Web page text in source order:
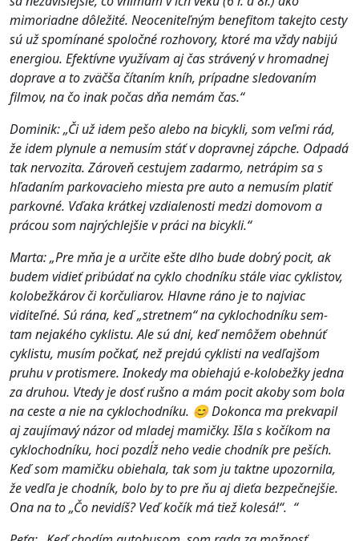
mimoriadne dôležité. Neoceniteľným benefitom takejto cesty
sú už spomínané spoločné rozhovory, ktoré ma vždy nabijú
energiou. Efektívne využívam aj čas strávený v hromadnej
doprave a to zväčša čítaním kníh, prípadne sledovaním
filmov, na čo inak počas dňa nemám čas.“
Dominik: „Či už idem pešo alebo na bicykli, som veľmi rád,
že idem plynule a nemusím stáť v dopravnej zápche. Odpadá
tak nervozita. Zároveň cestujem zadarmo, netrápim sa s
hľadaním parkovacieho miesta pre auto a nemusím platiť
parkovné. Vďaka krátkej vzdialenosti medzi domovom a
prácou som najrýchlejšie v práci na bicykli.“
Marta: „Pre mňa je a určite ešte dlho bude dobrý pocit, ak
budem vidieť pribúdať na cyklo chodníku stále viac cyklistov,
kolobežkárov či korčuliarov. Hlavne ráno je to najviac
viditeľné. Sú rána, keď „stretnem“ na cyklochodníku sem-
tam nejakého cyklistu. Ale sú dni, keď nemôžem obehnúť
cyklistu, musím počkať, než prejdú cyklisti na vedľajšom
pruhu v protismere. Inokedy ma obiehajú e-kolobežky jedna
za druhou. Vtedy je dosť rušno a mám pocit akoby som bola
na ceste a nie na cyklochodníku. 😊Dokonca ma prekvapil
aj zaujímavý názor od mladej mamičky. Išla s kočíkom na
cyklochodníku, hoci pozdĺž neho vedie chodník pre peších.
Keď som mamičku obiehala, tak som ju taktne upozornila,
že vedľa je chodník, bolo by to pre ňu aj dieťa bezpečnejšie.
Ona na to „Čo nevidíš? Veď kočík má tiež kolesá!“. “